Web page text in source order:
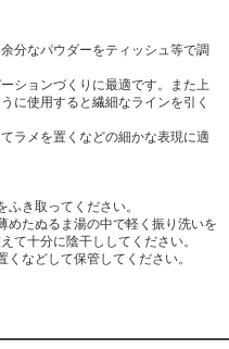
分なパウダーをティッシュ等で調
ションづくりに最適です。また上
に使用すると繊細なラインを引く
ラメを置くなどの細かな表現に適
き取ってください。
めたぬるま湯の中で軽く振り洗いを
て十分に陰干ししてください。
などして保管してください。